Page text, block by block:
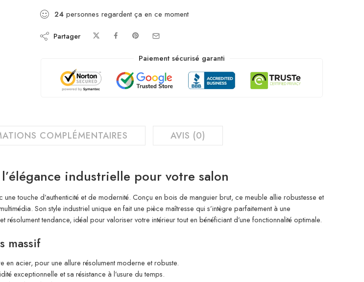
24 personnes regardent ça en ce moment
Partager
Paiement sécurisé garanti
COMPLÉMENTAIRES AVIS (0)
industrielle pour votre salon
touche d’authenticité et de modernité. Conçu en bois de manguier brut, ce meuble allie robustesse et
Son style industriel unique en fait une pièce maîtresse qui s’intègre parfaitement à une
tendance, idéal pour valoriser votre intérieur tout en bénéficiant d’une fonctionnalité optimale.
massif
en acier, pour une allure résolument moderne et robuste.
exceptionnelle et sa résistance à l’usure du temps.